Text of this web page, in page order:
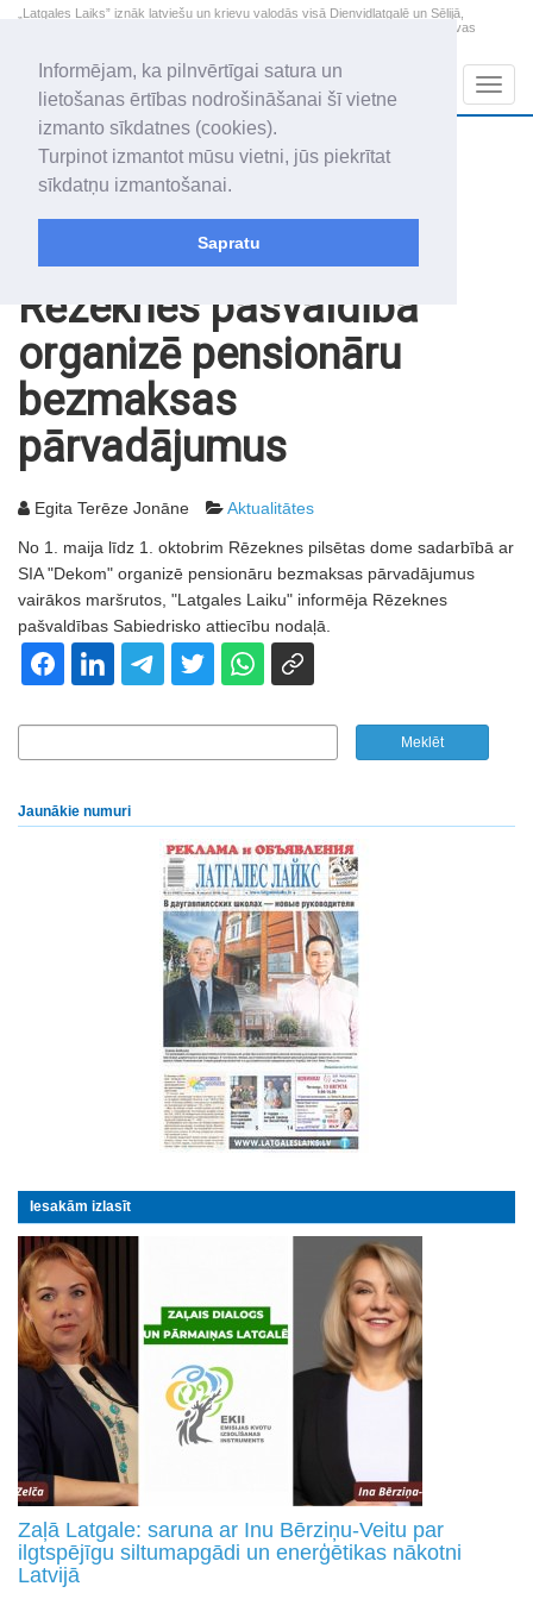
Informējam, ka pilnvērtīgai satura un
lietošanas ērtības nodrošināšanai šī vietne
izmanto sīkdatnes (cookies).
Turpinot izmantot mūsu vietni, jūs piekrītat
sīkdatņu izmantošanai.
Sapratu
„Latgales Laiks” iznāk latviešu un krievu valodās visā Dienvidlatgalē un Sēlijā,
„Latgales Laiks” latviešu valodā aptver Daugavpils valstspilsētu, Augšdaugavas
2026. gada 7. augusts
Piektdiena
Alfrēds, Fredis, Madars
+20.0
Rēzeknes pašvaldība
organizē pensionāru
bezmaksas
pārvadājumus
Egita Terēze Jonāne Aktualitātes
No 1. maija līdz 1. oktobrim Rēzeknes pilsētas dome sadarbībā ar
SIA "Dekom" organizē pensionāru bezmaksas pārvadājumus
vairākos maršrutos, "Latgales Laiku" informēja Rēzeknes
pašvaldības Sabiedrisko attiecību nodaļā.
Jaunākie numuri
Iesakām izlasīt
Zaļā Latgale: saruna ar Inu Bērziņu-Veitu par
ilgtspējīgu siltumapgādi un enerģētikas nākotni
Latvijā